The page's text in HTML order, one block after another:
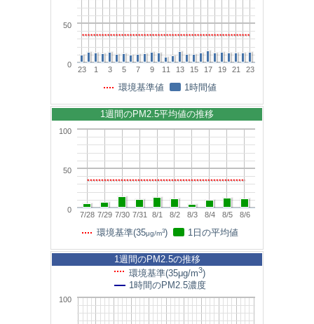
23 1 3 5 7 9 11 13 15 17 19 21 23
0
50
環境基準値 1時間値
7/28 7/29 7/30 7/31 8/1 8/2 8/3 8/4 8/5 8/6
0
50
100
1週間のPM2.5平均値の推移
環境基準(35μg/m3) 1日の平均値
100
1週間のPM2.5の推移
環境基準(35μg/m3)
1時間のPM2.5濃度